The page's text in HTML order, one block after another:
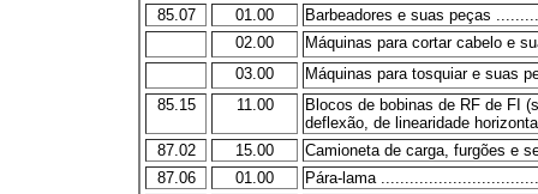
85.07
01.00
Barbeadores e suas peças
02.00
Máquinas para cortar cabelo e
03.00
Máquinas para tosquiar e suas
85.15
11.00
Blocos de bobinas de RF de FI
deflexão, de linearidade
87.02
15.00
Camioneta de carga, furgões e
87.06
01.00
Pára-lama